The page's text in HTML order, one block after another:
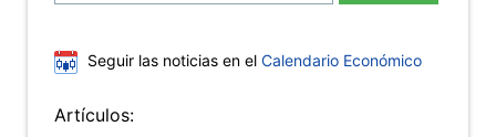
Seguir las noticias en el Calendario Económico
Artículos: